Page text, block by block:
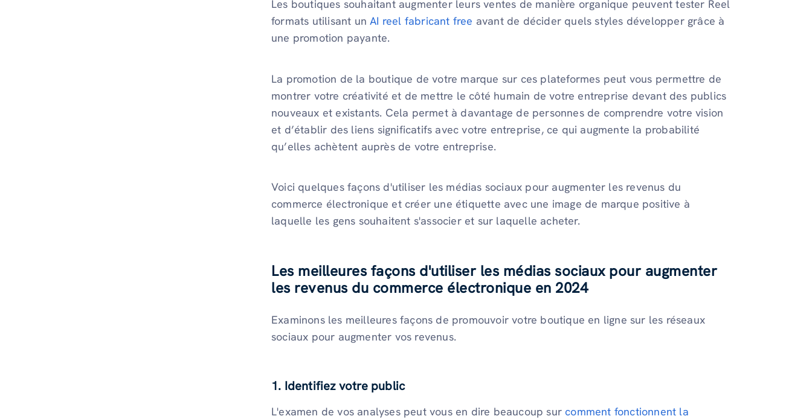
Les boutiques souhaitant augmenter leurs ventes de manière organique peuvent tester Reel
formats utilisant unAI reel fabricant free avant de décider quels styles développer grâce à
une promotion payante.
La promotion de la boutique de votre marque sur ces plateformes peut vous permettre de
montrer votre créativité et de mettre le côté humain de votre entreprise devant des publics
nouveaux et existants. Cela permet à davantage de personnes de comprendre votre vision
et d’établir des liens significatifs avec votre entreprise, ce qui augmente la probabilité
qu’elles achètent auprès de votre entreprise.
Voici quelques façons d'utiliser les médias sociaux pour augmenter les revenus du
commerce électronique et créer une étiquette avec une image de marque positive à
laquelle les gens souhaitent s'associer et sur laquelle acheter.
Les meilleures façons d'utiliser les médias sociaux pour augmenter
les revenus du commerce électronique en 2024
Examinons les meilleures façons de promouvoir votre boutique en ligne sur les réseaux
sociaux pour augmenter vos revenus.
1. Identifiez votre public
L'examen de vos analyses peut vous en dire beaucoup sur comment fonctionnent la